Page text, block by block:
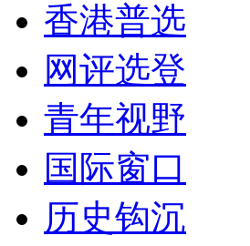
香港普选
网评选登
青年视野
国际窗口
历史钩沉